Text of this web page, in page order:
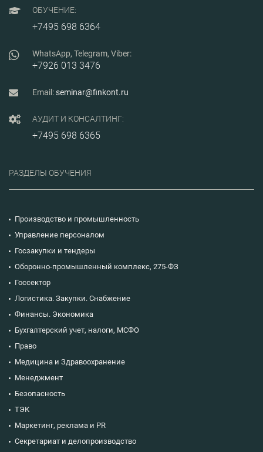
ОБУЧЕНИЕ:
+7495 698 6364
WhatsApp, Telegram, Viber:
+7926 013 3476
Email:seminar@finkont.ru
АУДИТ И КОНСАЛТИНГ:
+7495 698 6365
РАЗДЕЛЫ ОБУЧЕНИЯ
Производство и промышленность
Управление персоналом
Госзакупки и тендеры
Оборонно-промышленный комплекс, 275-ФЗ
Госсектор
Логистика. Закупки. Снабжение
Финансы. Экономика
Бухгалтерский учет, налоги, МСФО
Право
Медицина и Здравоохранение
Менеджмент
Безопасность
ТЭК
Маркетинг, реклама и PR
Секретариат и делопроизводство